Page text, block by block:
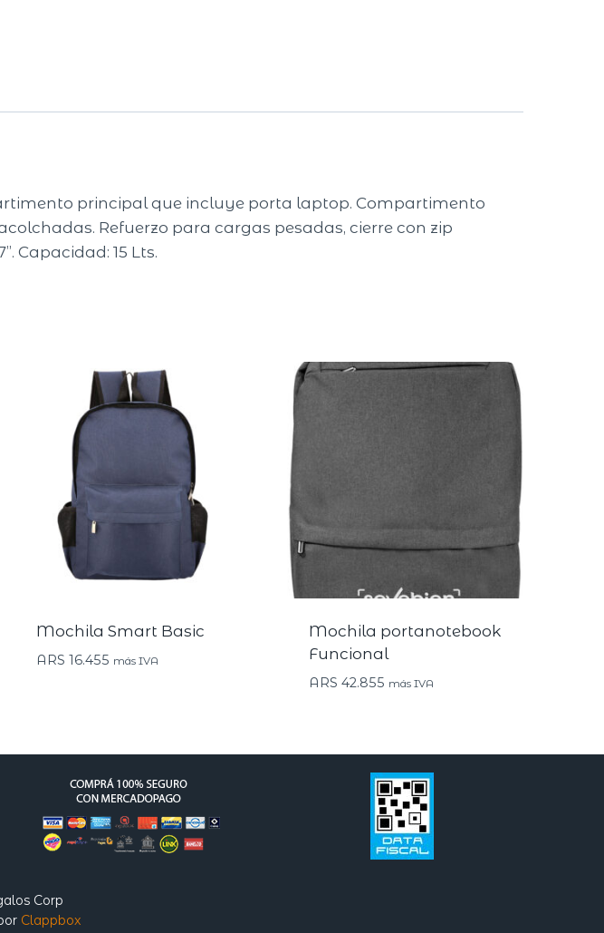
principal que incluye porta laptop. Compartimento
Refuerzo para cargas pesadas, cierre con zip
Capacidad: 15 Lts.
Mochila Smart Basic
ARS 16.455 más IVA
Mochila portanotebook
Funcional
ARS 42.855 más IVA
Corp
Clappbox